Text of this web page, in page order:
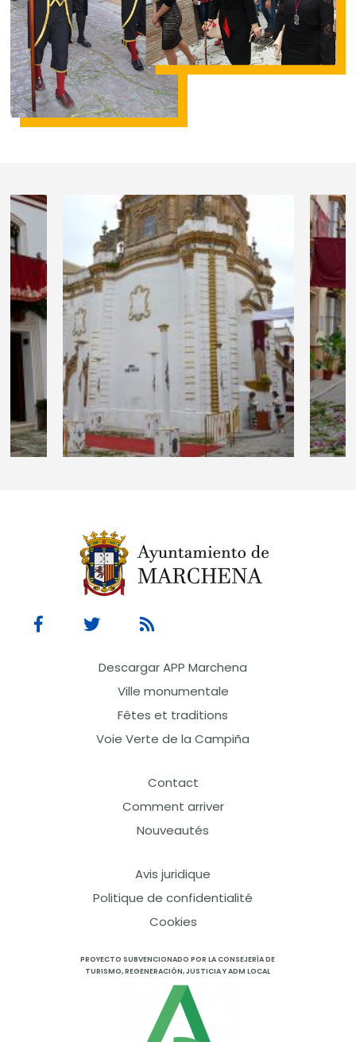
Descargar APP Marchena
Ville monumentale
Fêtes et traditions
Voie Verte de la Campiña
Contact
Comment arriver
Nouveautés
Avis juridique
Politique de confidentialité
Cookies
PROYECTO SUBVENCIONADO POR LA CONSEJERÍA DE
TURISMO, REGENERACIÓN, JUSTICIA Y ADM LOCAL